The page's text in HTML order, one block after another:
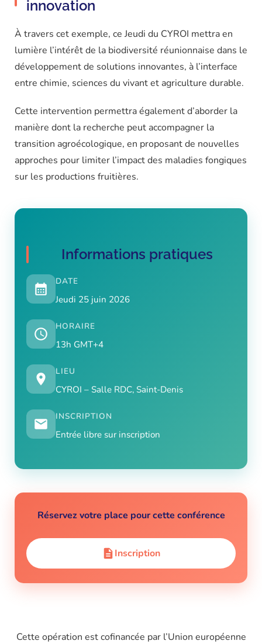
innovation
À travers cet exemple, ce Jeudi du CYROI mettra en
lumière l’intérêt de la biodiversité réunionnaise dans le
développement de solutions innovantes, à l’interface
entre chimie, sciences du vivant et agriculture durable.
Cette intervention permettra également d’aborder la
manière dont la recherche peut accompagner la
transition agroécologique, en proposant de nouvelles
approches pour limiter l’impact des maladies fongiques
sur les productions fruitières.
Informations pratiques
DATE
Jeudi 25 juin 2026
HORAIRE
13h GMT+4
LIEU
CYROI – Salle RDC, Saint-Denis
INSCRIPTION
Entrée libre sur inscription
Réservez votre place pour cette conférence
Inscription
Cette opération est cofinancée par l’Union européenne